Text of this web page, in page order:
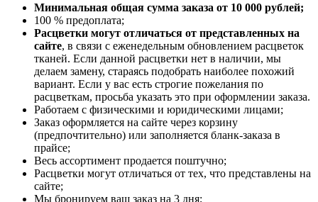
Минимальная общая сумма заказа от 10 000 рублей;
100 % предоплата;
Расцветки могут отличаться от представленных на
сайте, в связи с еженедельным обновлением расцветок
тканей. Если данной расцветки нет в наличии, мы
делаем замену, стараясь подобрать наиболее похожий
вариант. Если у вас есть строгие пожелания по
расцветкам, просьба указать это при оформлении заказа.
Работаем с физическими и юридическими лицами;
Заказ оформляется на сайте через корзину
(предпочтительно) или заполняется бланк-заказа в
прайсе;
Весь ассортимент продается поштучно;
Расцветки могут отличаться от тех, что представлены на
сайте;
Мы бронируем ваш заказ на 3 дня;